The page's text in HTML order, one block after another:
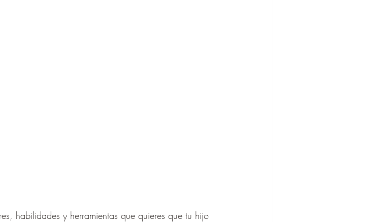
habilidades y herramientas que quieres que tu hijo